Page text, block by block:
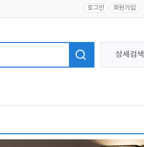
로그인 회원가입
상세검색